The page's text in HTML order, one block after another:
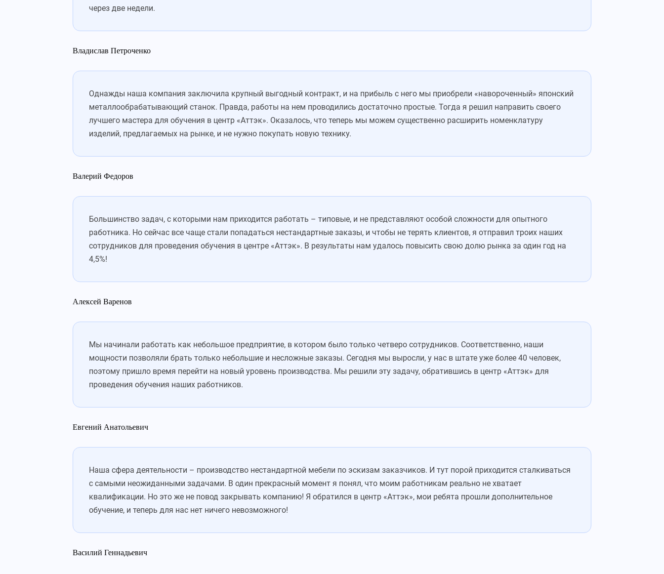
через две недели.
Владислав Петроченко
Однажды наша компания заключила крупный выгодный контракт, и на прибыль с него мы приобрели «навороченный» японский
металлообрабатывающий станок. Правда, работы на нем проводились достаточно простые. Тогда я решил направить своего
лучшего мастера для обучения в центр «Аттэк». Оказалось, что теперь мы можем существенно расширить номенклатуру
изделий, предлагаемых на рынке, и не нужно покупать новую технику.
Валерий Федоров
Большинство задач, с которыми нам приходится работать – типовые, и не представляют особой сложности для опытного
работника. Но сейчас все чаще стали попадаться нестандартные заказы, и чтобы не терять клиентов, я отправил троих наших
сотрудников для проведения обучения в центре «Аттэк». В результаты нам удалось повысить свою долю рынка за один год на
4,5%!
Алексей Варенов
Мы начинали работать как небольшое предприятие, в котором было только четверо сотрудников. Соответственно, наши
мощности позволяли брать только небольшие и несложные заказы. Сегодня мы выросли, у нас в штате уже более 40 человек,
поэтому пришло время перейти на новый уровень производства. Мы решили эту задачу, обратившись в центр «Аттэк» для
проведения обучения наших работников.
Евгений Анатольевич
Наша сфера деятельности – производство нестандартной мебели по эскизам заказчиков. И тут порой приходится сталкиваться
с самыми неожиданными задачами. В один прекрасный момент я понял, что моим работникам реально не хватает
квалификации. Но это же не повод закрывать компанию! Я обратился в центр «Аттэк», мои ребята прошли дополнительное
обучение, и теперь для нас нет ничего невозможного!
Василий Геннадьевич